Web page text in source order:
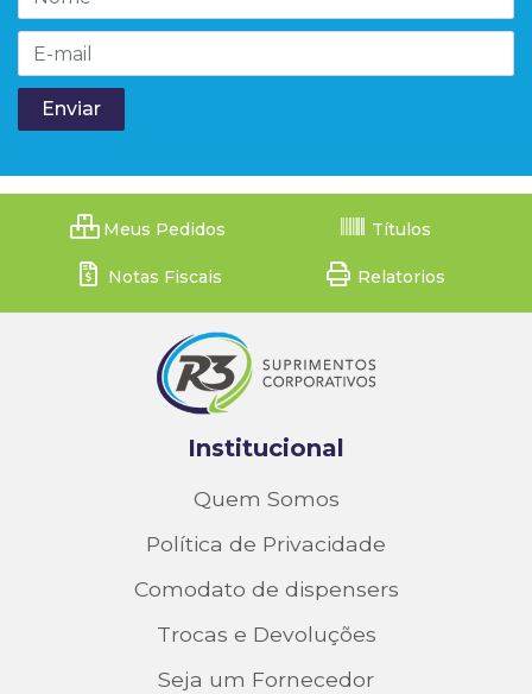
Meus Pedidos Títulos
Notas Fiscais Relatorios
Institucional
Quem Somos
Política de Privacidade
Comodato de dispensers
Trocas e Devoluções
Seja um Fornecedor